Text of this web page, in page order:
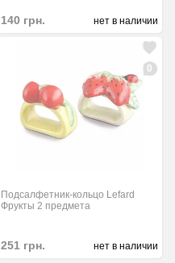
140 грн. нет в наличии
0
Подсалфетник-кольцо Lefard
Фрукты 2 предмета
251 грн. нет в наличии